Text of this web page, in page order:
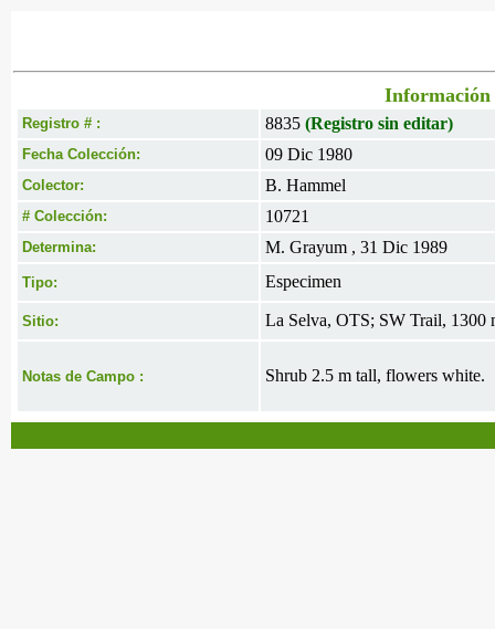
Información
Registro # : 8835 (Registro sin editar)
Fecha Colección: 09 Dic 1980
Colector: B. Hammel
# Colección: 10721
Determina: M. Grayum , 31 Dic 1989
Tipo: Especimen
Sitio: La Selva, OTS; SW Trail, 1300
Notas de Campo : Shrub 2.5 m tall, flowers white.